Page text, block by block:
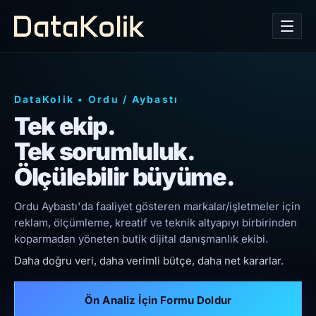
DataKolik • Ordu / Aybastı
Tek ekip.
Tek sorumluluk.
Ölçülebilir büyüme.
Ordu Aybastı'da faaliyet gösteren markalar/işletmeler için
reklam, ölçümleme, kreatif ve teknik altyapıyı birbirinden
koparmadan yöneten butik dijital danışmanlık ekibi.
Daha doğru veri, daha verimli bütçe, daha net kararlar.
Ön Analiz İçin Formu Doldur